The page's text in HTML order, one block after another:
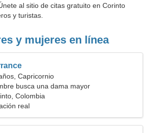
al sitio de citas gratuito en Corinto
y turistas.
y mujeres en línea
Capricornio
busca una dama mayor
Colombia
real